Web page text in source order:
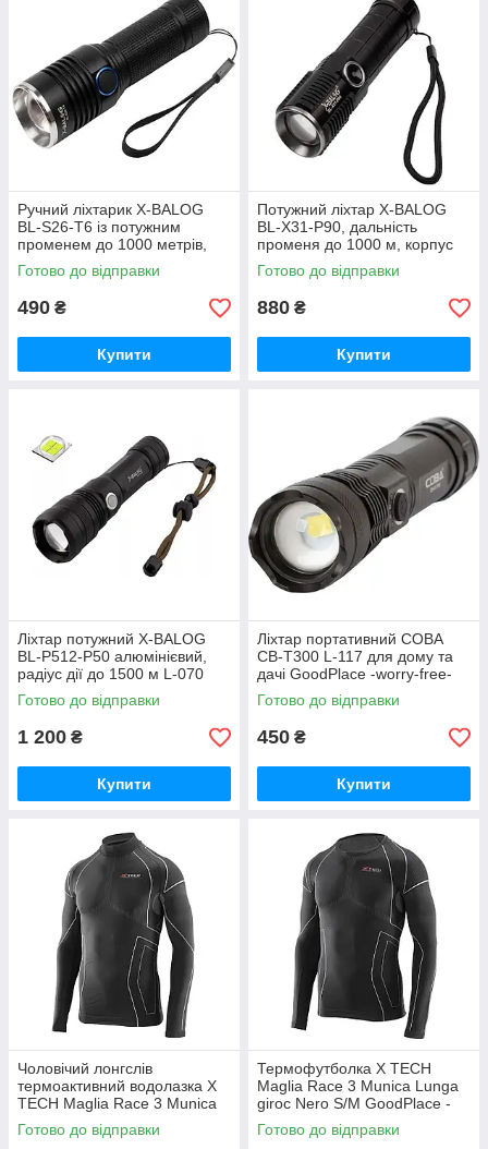
Ручний ліхтарик X-BALOG
BL-S26-T6 із потужним
променем до 1000 метрів,
металевий L-096 GoodPlace -
worry-free-shopping-
Готово до відправки
490 ₴
Купити
Потужний ліхтар X-BALOG
BL-X31-P90, дальність
променя до 1000 м, корпус
алюміній L-091 GoodPlace -
worry-free-shopping-
Готово до відправки
880 ₴
Купити
Ліхтар потужний X-BALOG
BL-P512-P50 алюмінієвий,
радіус дії до 1500 м L-070
GoodPlace -worry-free-
shopping-
Готово до відправки
1 200 ₴
Купити
Ліхтар портативний COBA
CB-T300 L-117 для дому та
дачі GoodPlace -worry-free-
shopping-
Готово до відправки
450 ₴
Купити
Чоловічий лонгслів
термоактивний водолазка X
TECH Maglia Race 3 Munica
Lunga lupetto Nero XXL/XXXL
GoodPlace -worry-free-
Готово до відправки
Термофутболка X TECH
Maglia Race 3 Munica Lunga
giroc Nero S/M GoodPlace -
worry-free-shopping-
Готово до відправки